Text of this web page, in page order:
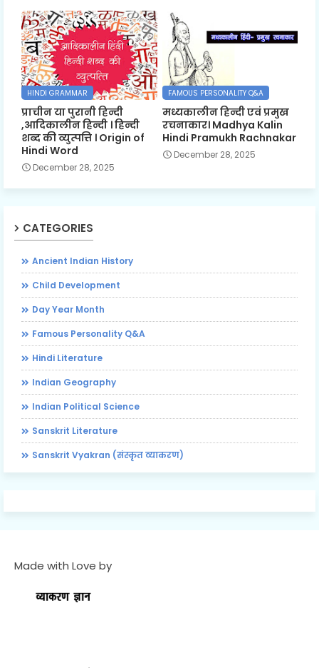
HINDI GRAMMAR
प्राचीन या पुरानी हिन्दी
,आदिकालीन हिन्दी । हिन्दी
शब्द की व्युत्पत्ति । Origin of
Hindi Word
December 28, 2025
FAMOUS PERSONALITY Q&A
मध्यकालीन हिन्दी एवं प्रमुख
रचनाकार। Madhya Kalin
Hindi Pramukh Rachnakar
December 28, 2025
CATEGORIES
Ancient Indian History
Child Development
Day Year Month
Famous Personality Q&A
Hindi Literature
Indian Geography
Indian Political Science
Sanskrit Literature
Sanskrit Vyakran (संस्कृत व्याकरण)
Made with Love by